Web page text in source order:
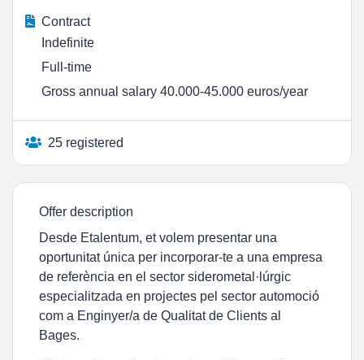
Contract
Indefinite
Full-time
Gross annual salary 40.000-45.000 euros/year
25 registered
Offer description
Desde Etalentum, et volem presentar una
oportunitat única per incorporar-te a una empresa
de referència en el sector siderometal·lúrgic
especialitzada en projectes pel sector automoció
com a Enginyer/a de Qualitat de Clients al
Bages.